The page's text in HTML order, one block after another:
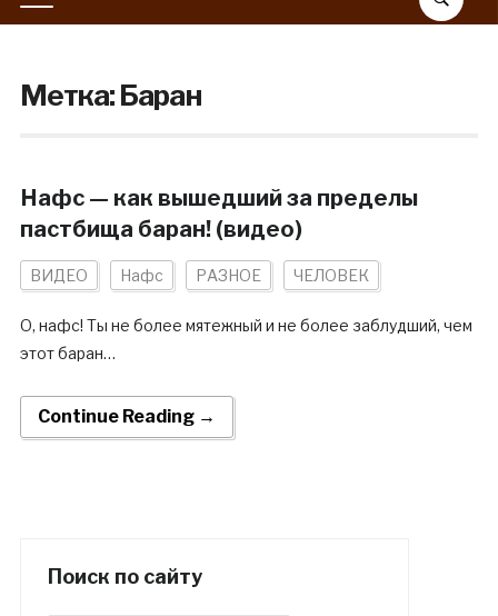
Метка:Баран
Нафс — как вышедший за пределы
пастбища баран! (видео)
ВИДЕО Нафс РАЗНОЕ ЧЕЛОВЕК
О, нафс! Ты не более мятежный и не более заблудший, чем
этот баран…
Continue Reading →
Поиск по сайту